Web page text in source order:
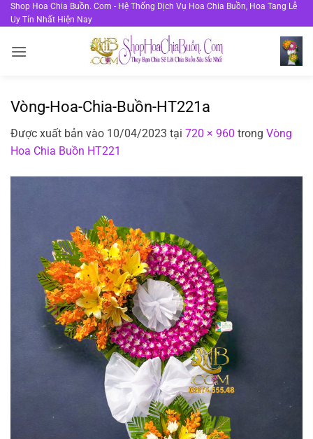
Bỏ
qua
dung
Shop Hoa Chia Buồn. Com - Hệ Thống Dịch Vụ Hoa Chia Buồn, Hoa Tang Lễ
Uy Tín Nhất Hiện Nay
Vòng-Hoa-Chia-Buồn-HT221a
Được xuất bản vào 10/04/2023 tại 720 × 960 trong Vòng
Hoa Chia Buồn HT221